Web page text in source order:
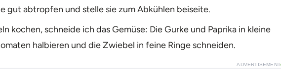
gut abtropfen und stelle sie zum Abkühlen beiseite.
kochen, schneide ich das Gemüse: Die Gurke und Paprika in kleine
halbieren und die Zwiebel in feine Ringe schneiden.
ADVERTISEMENT